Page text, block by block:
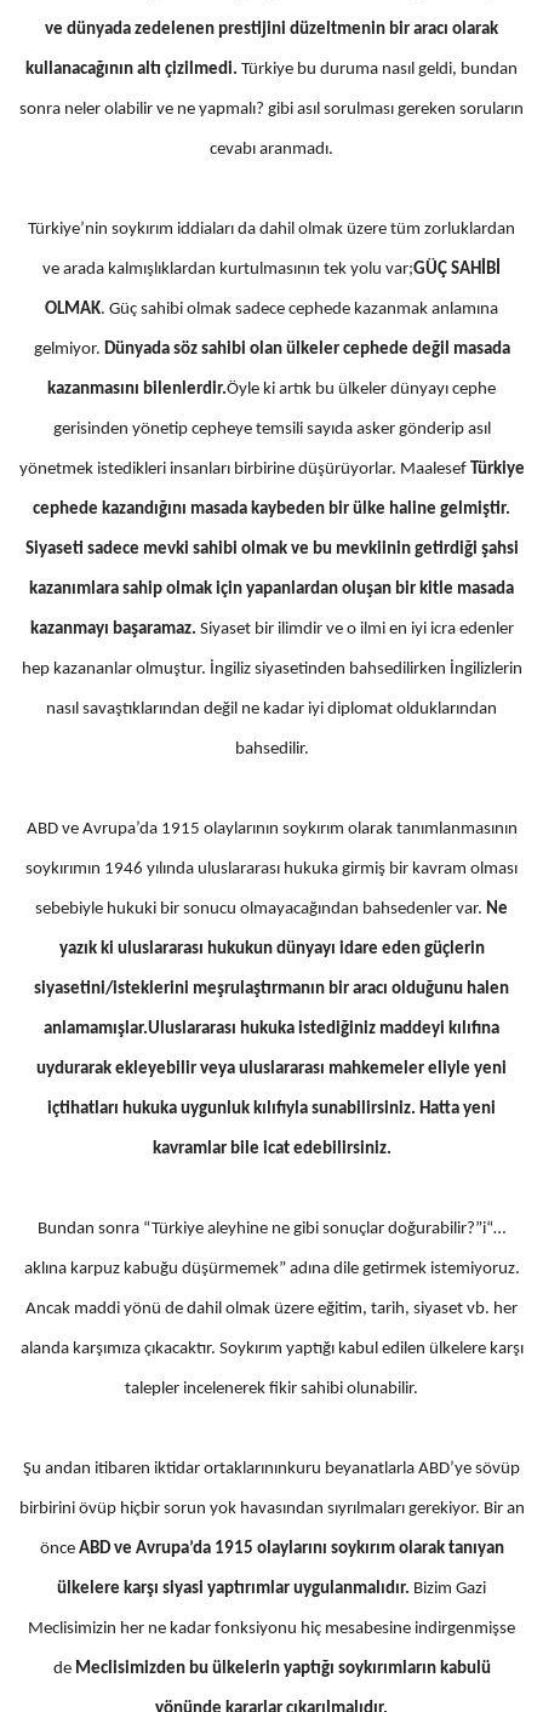
ve dünyada zedelenen prestijini düzeltmenin bir aracı olarak
kullanacağının altı çizilmedi. Türkiye bu duruma nasıl geldi, bundan
sonra neler olabilir ve ne yapmalı? gibi asıl sorulması gereken soruların
cevabı aranmadı.
Türkiye’nin soykırım iddiaları da dahil olmak üzere tüm zorluklardan
ve arada kalmışlıklardan kurtulmasının tek yolu var;GÜÇ SAHİBİ
OLMAK. Güç sahibi olmak sadece cephede kazanmak anlamına
gelmiyor. Dünyada söz sahibi olan ülkeler cephede değil masada
kazanmasını bilenlerdir.Öyle ki artık bu ülkeler dünyayı cephe
gerisinden yönetip cepheye temsili sayıda asker gönderip asıl
yönetmek istedikleri insanları birbirine düşürüyorlar. Maalesef Türkiye
cephede kazandığını masada kaybeden bir ülke haline gelmiştir.
Siyaseti sadece mevki sahibi olmak ve bu mevkiinin getirdiği şahsi
kazanımlara sahip olmak için yapanlardan oluşan bir kitle masada
kazanmayı başaramaz. Siyaset bir ilimdir ve o ilmi en iyi icra edenler
hep kazananlar olmuştur. İngiliz siyasetinden bahsedilirken İngilizlerin
nasıl savaştıklarından değil ne kadar iyi diplomat olduklarından
bahsedilir.
ABD ve Avrupa’da 1915 olaylarının soykırım olarak tanımlanmasının
soykırımın 1946 yılında uluslararası hukuka girmiş bir kavram olması
sebebiyle hukuki bir sonucu olmayacağından bahsedenler var. Ne
yazık ki uluslararası hukukun dünyayı idare eden güçlerin
siyasetini/isteklerini meşrulaştırmanın bir aracı olduğunu halen
anlamamışlar.Uluslararası hukuka istediğiniz maddeyi kılıfına
uydurarak ekleyebilir veya uluslararası mahkemeler eliyle yeni
içtihatları hukuka uygunluk kılıfıyla sunabilirsiniz. Hatta yeni
kavramlar bile icat edebilirsiniz.
Bundan sonra “Türkiye aleyhine ne gibi sonuçlar doğurabilir?”i“…
aklına karpuz kabuğu düşürmemek” adına dile getirmek istemiyoruz.
Ancak maddi yönü de dahil olmak üzere eğitim, tarih, siyaset vb. her
alanda karşımıza çıkacaktır. Soykırım yaptığı kabul edilen ülkelere karşı
talepler incelenerek fikir sahibi olunabilir.
Şu andan itibaren iktidar ortaklarınınkuru beyanatlarla ABD’ye sövüp
birbirini övüp hiçbir sorun yok havasından sıyrılmaları gerekiyor. Bir an
önce ABD ve Avrupa’da 1915 olaylarını soykırım olarak tanıyan
ülkelere karşı siyasi yaptırımlar uygulanmalıdır. Bizim Gazi
Meclisimizin her ne kadar fonksiyonu hiç mesabesine indirgenmişse
de Meclisimizden bu ülkelerin yaptığı soykırımların kabulü